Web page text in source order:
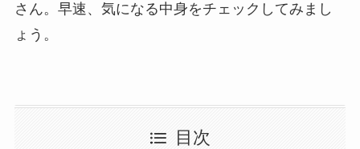
さん。早速、気になる中身をチェックしてみまし
ょう。
目次